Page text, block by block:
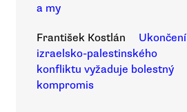
a my
František Kostlán
Ukončení
izraelsko-palestinského
konfliktu vyžaduje bolestný
kompromis